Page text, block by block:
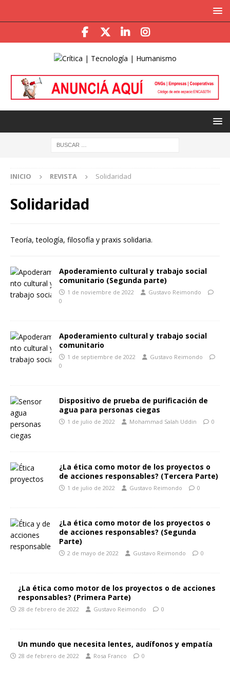
INICIO REVISTA Solidaridad
Solidaridad
Teoría, teología, filosofía y praxis solidaria.
Apoderamiento cultural y trabajo social
comunitario (Segunda parte)
1 de noviembre de 2022
Gustavo Reimondo
0
Apoderamiento cultural y trabajo social
comunitario
1 de septiembre de 2022
Gustavo Reimondo
0
Dispositivo de prueba de purificación de
agua para personas ciegas
1 de julio de 2022 Mohammad Salah Uddin 0
¿La ética como motor de los proyectos o
de acciones responsables? (Tercera Parte)
1 de julio de 2022 Gustavo Reimondo 0
¿La ética como motor de los proyectos o
de acciones responsables? (Segunda
Parte)
2 de mayo de 2022 Gustavo Reimondo 0
¿La ética como motor de los proyectos o de acciones
responsables? (Primera Parte)
28 de febrero de 2022 Gustavo Reimondo 0
Un mundo que necesita lentes, audífonos y empatía
28 de febrero de 2022 Rosa Franco 0